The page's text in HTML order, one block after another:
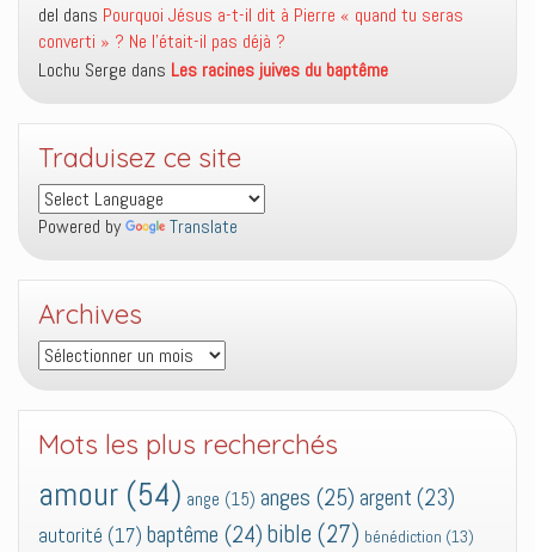
del dans Pourquoi Jésus a-t-il dit à Pierre « quand tu seras
converti » ? Ne l’était-il pas déjà ?
Lochu Serge dans Les racines juives du baptême
Traduisez ce site
Powered by Translate
Archives
Archives
Mots les plus recherchés
amour (54) ange (15) anges (25) argent (23)
autorité (17) baptême (24) bible (27) bénédiction (13)